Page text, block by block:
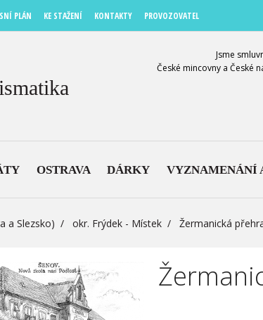
PLÁN KE STAŽENÍ KONTAKTY PROVOZOVATEL
Jsme
České mincovny a České
OSTRAVA DÁRKY VYZNAMENÁNÍ
a Slezsko) okr. Frýdek - Místek Žermanická